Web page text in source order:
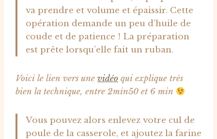
va prendre et volume et épaissir. Cette
opération demande un peu d’huile de
coude et de patience ! La préparation
est prête lorsqu’elle fait un ruban.
Voici le lien vers une vidéo qui explique très
bien la technique, entre 2min50 et 6 min
Vous pouvez alors enlevez votre cul de
poule de la casserole, et ajoutez la farine